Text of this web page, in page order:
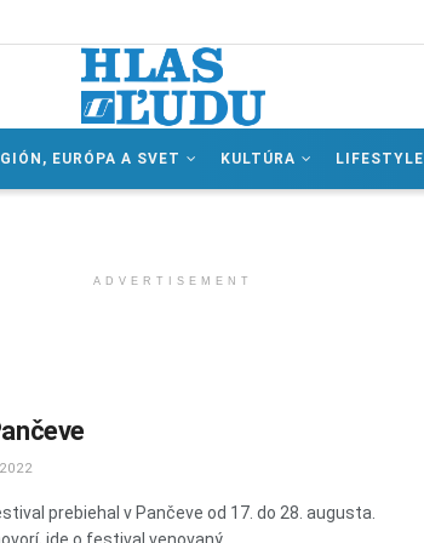
EURÓPA A SVET KULTÚRA LIFESTYLE
ADVERTISEMENT
prebiehal v Pančeve od 17. do 28. augusta.